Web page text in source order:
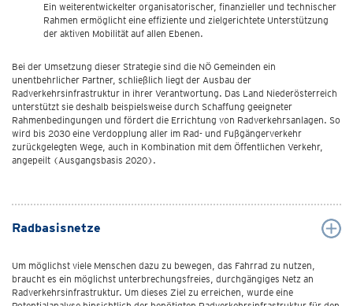
Ein weiterentwickelter organisatorischer, ﬁnanzieller und technischer
Rahmen ermöglicht eine efﬁziente und zielgerichtete Unterstützung
der aktiven Mobilität auf allen Ebenen.
Bei der Umsetzung dieser Strategie sind die NÖ Gemeinden ein
unentbehrlicher Partner, schließlich liegt der Ausbau der
Radverkehrsinfrastruktur in ihrer Verantwortung. Das Land Niederösterreich
unterstützt sie deshalb beispielsweise durch Schaffung geeigneter
Rahmenbedingungen und fördert die Errichtung von Radverkehrsanlagen. So
wird bis 2030 eine Verdopplung aller im Rad- und Fußgängerverkehr
zurückgelegten Wege, auch in Kombination mit dem Öffentlichen Verkehr,
angepeilt (Ausgangsbasis 2020).
Radbasisnetze
Um möglichst viele Menschen dazu zu bewegen, das Fahrrad zu nutzen,
braucht es ein möglichst unterbrechungsfreies, durchgängiges Netz an
Radverkehrsinfrastruktur. Um dieses Ziel zu erreichen, wurde eine